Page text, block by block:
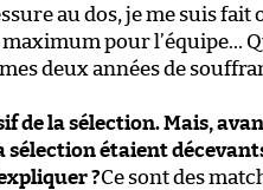
au dos, je me suis
pour l’équipe…
deux années de
de la sélection. Mais,
sélection étaient
?Ce sont des